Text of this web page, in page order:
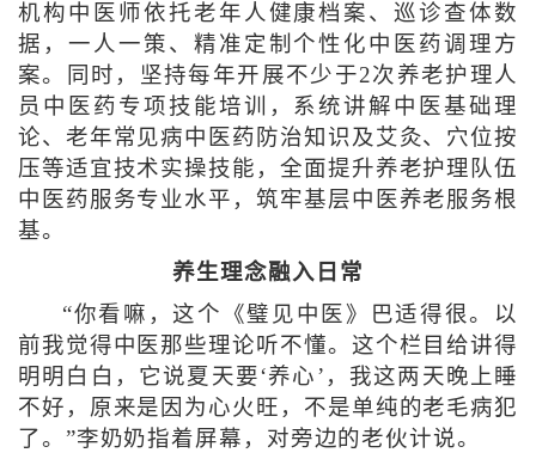
机构中医师依托老年人健康档案、巡诊查体数
据，一人一策、精准定制个性化中医药调理方
案。同时，坚持每年开展不少于2次养老护理人
员中医药专项技能培训，系统讲解中医基础理
论、老年常见病中医药防治知识及艾灸、穴位按
压等适宜技术实操技能，全面提升养老护理队伍
中医药服务专业水平，筑牢基层中医养老服务根
基。
养生理念融入日常
“你看嘛，这个《璧见中医》巴适得很。以
前我觉得中医那些理论听不懂。这个栏目给讲得
明明白白，它说夏天要‘养心’，我这两天晚上睡
不好，原来是因为心火旺，不是单纯的老毛病犯
了。”李奶奶指着屏幕，对旁边的老伙计说。